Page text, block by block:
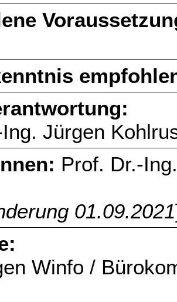
Jürgen
Prof. Dr.-
01.09.2021
Winfo /